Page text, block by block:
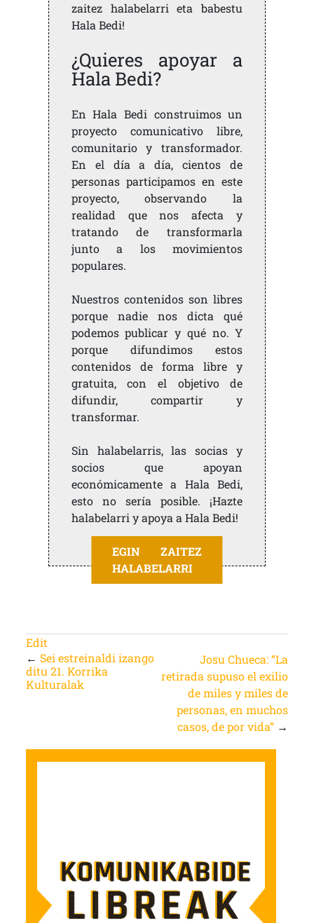
zaitez halabelarri eta babestu
Hala Bedi!
¿Quieres apoyar a
Hala Bedi?
En Hala Bedi construimos un
proyecto comunicativo libre,
comunitario y transformador.
En el día a día, cientos de
personas participamos en este
proyecto, observando la
realidad que nos afecta y
tratando de transformarla
junto a los movimientos
populares.
Nuestros contenidos son libres
porque nadie nos dicta qué
podemos publicar y qué no. Y
porque difundimos estos
contenidos de forma libre y
gratuita, con el objetivo de
difundir, compartir y
transformar.
Sin halabelarris, las socias y
socios que apoyan
económicamente a Hala Bedi,
esto no sería posible. ¡Hazte
halabelarri y apoya a Hala Bedi!
EGIN ZAITEZ
HALABELARRI
Edit
← Sei estreinaldi izango
ditu 21. Korrika
Kulturalak
Josu Chueca: “La
retirada supuso el exilio
de miles y miles de
personas, en muchos
casos, de por vida” →